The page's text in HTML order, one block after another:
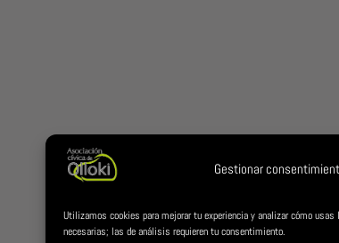
Gestionar
Utilizamos cookies para mejorar tu experiencia y analizar cómo
necesarias; las de análisis requieren tu consentimiento.